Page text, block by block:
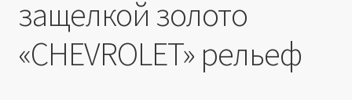
защелкой золото
«CHEVROLET» рельеф